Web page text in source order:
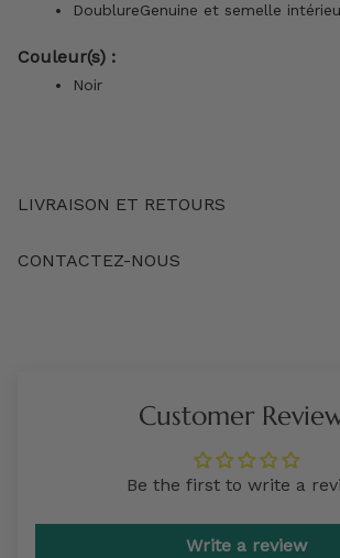
DoublureGenuine et semelle
Couleur(s) :
Noir
LIVRAISON ET RETOURS
CONTACTEZ-NOUS
Customer
Be the first to write a
Write a review